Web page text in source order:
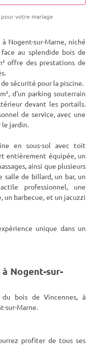
votre mariage
Nogent-sur-Marne, niché
au splendide bois de
offre des prestations de
sécurité pour la piscine.
d'un parking souterrain
devant les portails.
de service, avec une
le jardin.
en sous-sol avec toit
entièrement équipée, un
ainsi que plusieurs
salle de billard, un bar, un
professionnel, une
un barbecue, et un jacuzzi
unique dans un
Nogent-sur-
bois de Vincennes, à
sur-Marne.
profiter de tous ses